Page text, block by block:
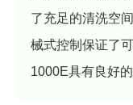
了充足的清洗空
械式控制保证了
1000E具有良好的